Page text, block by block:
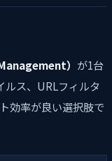
） が1台
ルス、URLフィルタ
効率が良い選択肢で